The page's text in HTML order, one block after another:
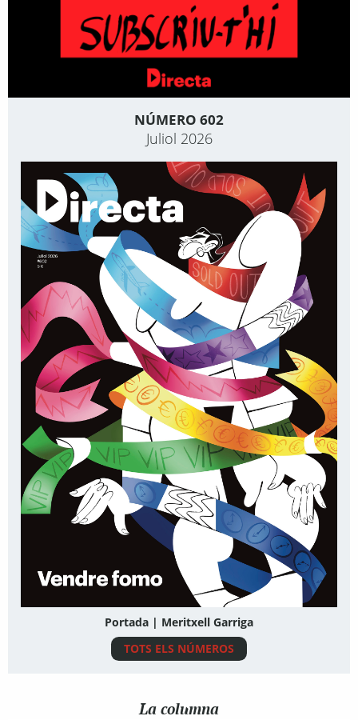
NÚMERO 602
Juliol 2026
Portada | Meritxell Garriga
TOTS ELS NÚMEROS
La columna